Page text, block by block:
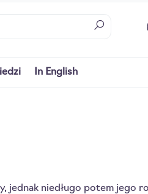
In English
jednak niedługo potem jego